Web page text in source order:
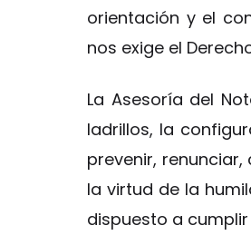
orientación y el
nos exige el
La Asesoría del
ladrillos, la
prevenir,
la virtud de la
dispuesto a